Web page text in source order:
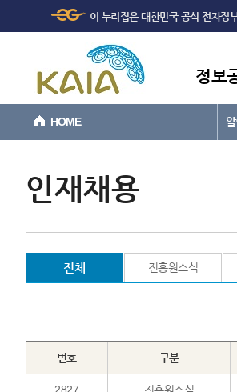
본문바로가기
이 누리집은 대한민국 공식 전자정
정보
HOME
인재채용
전체 진흥원소식
번호 구분